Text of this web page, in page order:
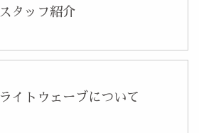
スタッフ紹介
ライトウェーブについて